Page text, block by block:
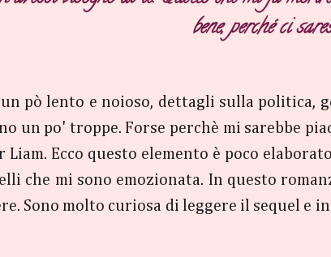
bene, perché ci
pò lento e noioso, dettagli sulla politica,
un po' troppe. Forse perchè mi sarebbe
Liam. Ecco questo elemento è poco
che mi sono emozionata. In questo
Sono molto curiosa di leggere il sequel e